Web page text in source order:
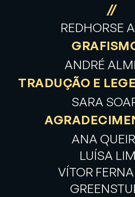
//
REDHORSE
ANDRÉ
TRADUÇÃO E
SARA
ANA
LUÍSA
VÍTOR